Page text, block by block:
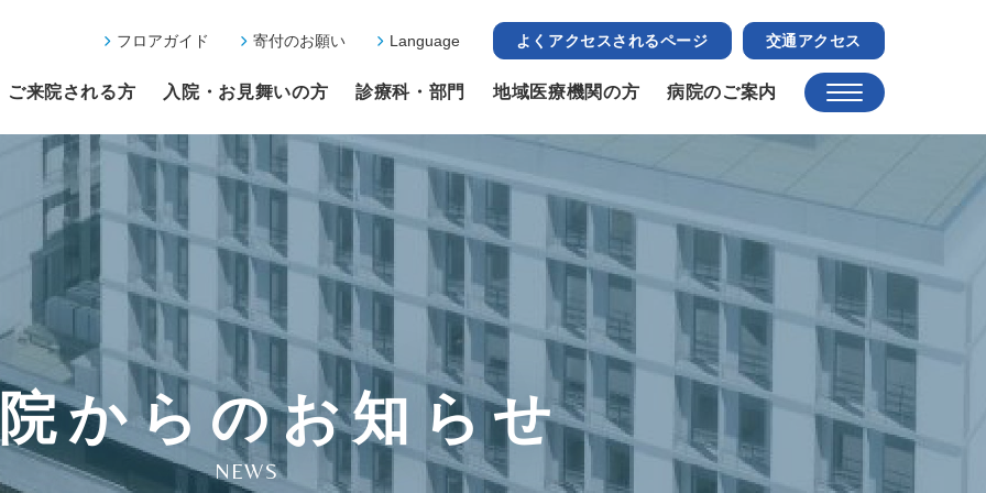
フロアガイド 寄付のお願い Language よくアクセスされるページ 交通アクセス
ご来院される方 入院・お見舞いの方 診療科・部門 地域医療機関の方 病院のご案内
からのお知らせ
NEWS